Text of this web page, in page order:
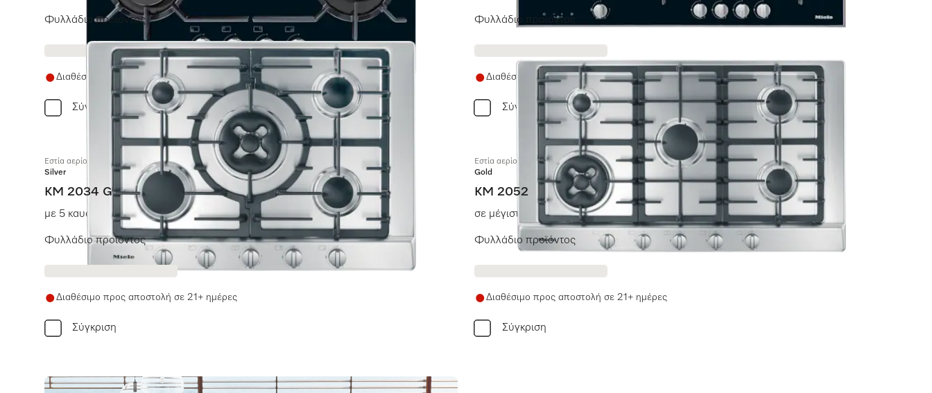
Φυλλάδιο προϊόντος
Διαθέσιμο προς αποστολή σε 21+ ημέρες
Σύγκριση
Φυλλάδιο προϊόντος
Διαθέσιμο προς αποστολή σε 21+ ημέρες
Σύγκριση
Εστία αερίου
Silver
KM 2034 G
με 5 καυστήρες για εξαιρετικά ευέλικτο και εύκολο μαγείρεμα.
Φυλλάδιο προϊόντος
Διαθέσιμο προς αποστολή σε 21+ ημέρες
Σύγκριση
Εστία αερίου
Gold
KM 2052
σε μέγιστο πλάτος για τέλειο μαγείρεμα και άνεση στη χρήση.
Φυλλάδιο προϊόντος
Διαθέσιμο προς αποστολή σε 21+ ημέρες
Σύγκριση